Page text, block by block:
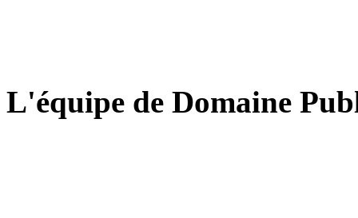
L'équipe de Domaine